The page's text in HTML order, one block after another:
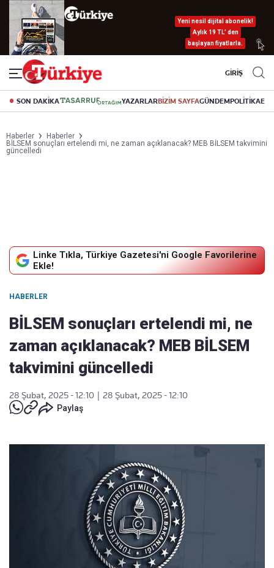
Yeni nesil dijital abonelik!
Aylık 19 TL’ den
başlayan fiyatlarla.
GİRİŞ
SON DAKİKA YAZARLARBİZİM SAYFAGÜNDEMPOLİTİKA
Haberler
Haberler
BİLSEM sonuçları ertelendi mi, ne zaman açıklanacak? MEB BİLSEM takvimini
güncelledi
Linke Tıkla, Türkiye Gazetesi'ni Google Favorilerine
Ekle!
HABERLER
BİLSEM sonuçları ertelendi mi, ne
zaman açıklanacak? MEB BİLSEM
takvimini güncelledi
28 Şubat, 2025 - 12:10
28 Şubat, 2025 - 12:10
Paylaş